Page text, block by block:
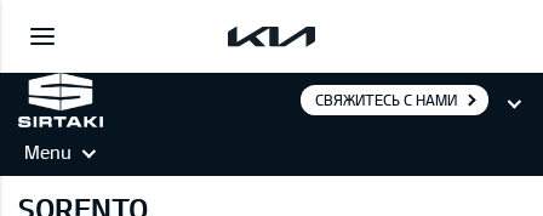
СВЯЖИТЕСЬ С НАМИ
Menu
SORENTO